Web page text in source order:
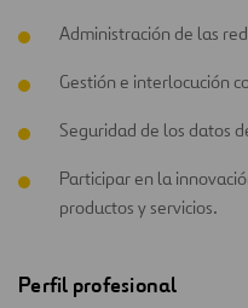
Administración de las
Gestión e interlocución
Seguridad de los datos
Participar en la
productos y servicios.
Perfil profesional